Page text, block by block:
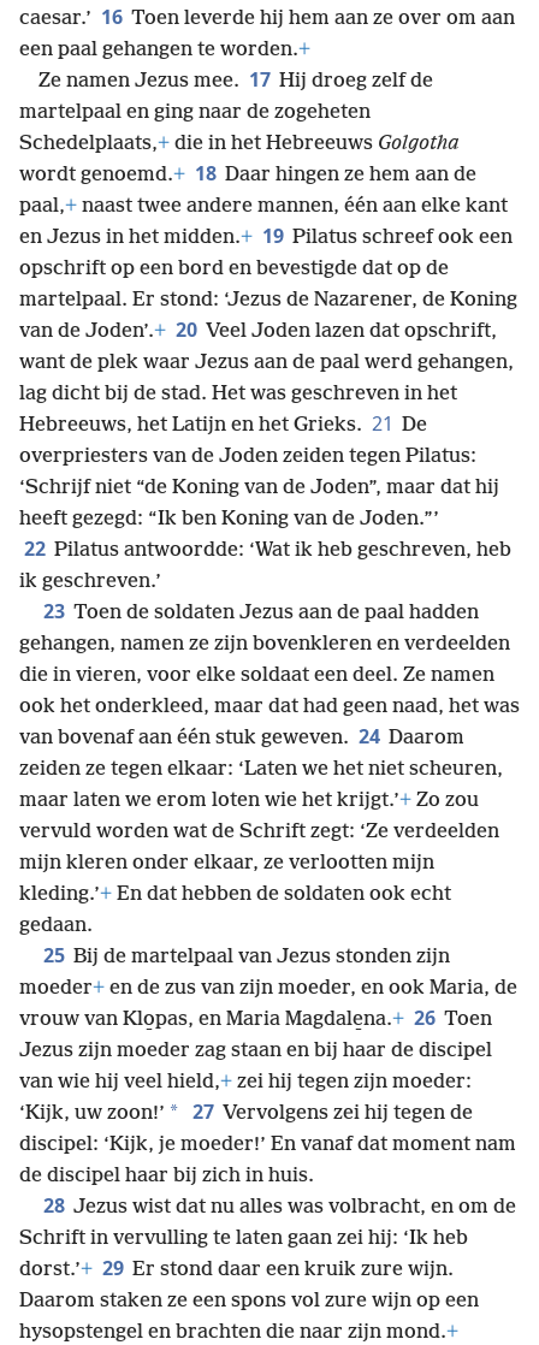
caesar.’ 16 Toen leverde hij hem aan ze over om aan
een paal gehangen te worden.+
Ze namen Jezus mee. 17 Hij droeg zelf de
martelpaal en ging naar de zogeheten
Schedelplaats,+ die in het Hebreeuws Golgotha
wordt genoemd.+ 18 Daar hingen ze hem aan de
paal,+ naast twee andere mannen, één aan elke kant
en Jezus in het midden.+ 19 Pilatus schreef ook een
opschrift op een bord en bevestigde dat op de
martelpaal. Er stond: ‘Jezus de Nazarener, de Koning
van de Joden’.+ 20 Veel Joden lazen dat opschrift,
want de plek waar Jezus aan de paal werd gehangen,
lag dicht bij de stad. Het was geschreven in het
Hebreeuws, het Latijn en het Grieks. 21 De
overpriesters van de Joden zeiden tegen Pilatus:
‘Schrijf niet “de Koning van de Joden”, maar dat hij
heeft gezegd: “Ik ben Koning van de Joden.”’
22 Pilatus antwoordde: ‘Wat ik heb geschreven, heb
ik geschreven.’
23 Toen de soldaten Jezus aan de paal hadden
gehangen, namen ze zijn bovenkleren en verdeelden
die in vieren, voor elke soldaat een deel. Ze namen
ook het onderkleed, maar dat had geen naad, het was
van bovenaf aan één stuk geweven. 24 Daarom
zeiden ze tegen elkaar: ‘Laten we het niet scheuren,
maar laten we erom loten wie het krijgt.’+ Zo zou
vervuld worden wat de Schrift zegt: ‘Ze verdeelden
mijn kleren onder elkaar, ze verlootten mijn
kleding.’+ En dat hebben de soldaten ook echt
gedaan.
25 Bij de martelpaal van Jezus stonden zijn
moeder+ en de zus van zijn moeder, en ook Maria, de
vrouw van Klo̱pas, en Maria Magdale̱na.+ 26 Toen
Jezus zijn moeder zag staan en bij haar de discipel
van wie hij veel hield,+ zei hij tegen zijn moeder:
‘Kijk, uw zoon!’ * 27 Vervolgens zei hij tegen de
discipel: ‘Kijk, je moeder!’ En vanaf dat moment nam
de discipel haar bij zich in huis.
28 Jezus wist dat nu alles was volbracht, en om de
Schrift in vervulling te laten gaan zei hij: ‘Ik heb
dorst.’+ 29 Er stond daar een kruik zure wijn.
Daarom staken ze een spons vol zure wijn op een
hysopstengel en brachten die naar zijn mond.+